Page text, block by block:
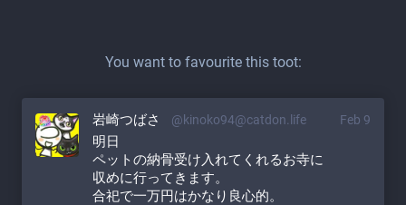
You want to favourite this toot:
Feb 9
岩崎つばさ @kinoko94@catdon.life
明日
ペットの納骨受け入れてくれるお寺に
収めに行ってきます。
合祀で一万円はかなり良心的。